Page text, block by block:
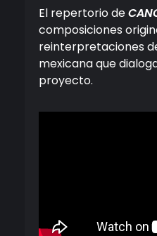
El repertorio de
composiciones
reinterpretaciones
mexicana que
proyecto.